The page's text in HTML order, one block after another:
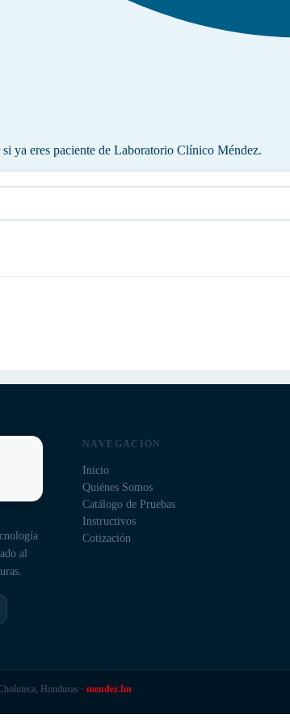
ya eres paciente de Laboratorio Clínico Méndez.
al
NAVEGACIÓN
Inicio
Quiénes Somos
Catálogo de Pruebas
Instructivos
Cotización
Honduras · mendez.hn